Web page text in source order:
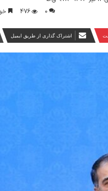
0
476
اشتراک گذاری از طریق ایمیل